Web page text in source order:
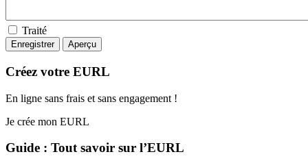
Traité
Créez votre EURL
En ligne sans frais et sans engagement !
Je crée mon EURL
Guide : Tout savoir sur l’EURL